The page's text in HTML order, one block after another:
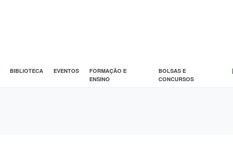
BIBLIOTECA EVENTOS
FORMAÇÃO E
ENSINO
BOLSAS E
CONCURSOS